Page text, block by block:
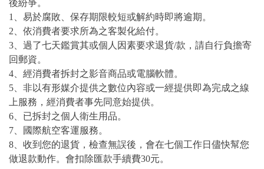
後紛爭。
1、易於腐敗、保存期限較短或解約時即將逾期。
2、依消費者要求所為之客製化給付。
3、過了七天鑑賞其或個人因素要求退貨/款，請自行負擔寄
回郵資。
4、經消費者拆封之影音商品或電腦軟體。
5、非以有形媒介提供之數位內容或一經提供即為完成之線
上服務，經消費者事先同意始提供。
6、已拆封之個人衛生用品。
7、國際航空客運服務。
8、收到您的退貨，檢查無誤後，會在七個工作日儘快幫您
做退款動作。會扣除匯款手續費30元。